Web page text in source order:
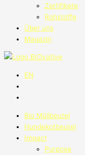
Zertifikate
Rohstoffe
Über uns
Magazin
EN
Bio Müllbeutel
Hundekotbeutel
Impact
Purpose